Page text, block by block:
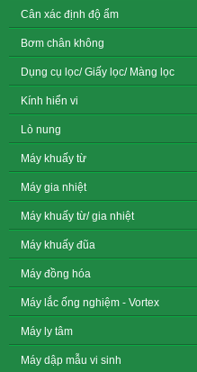
Cân xác định độ ẩm
Bơm chân không
Dụng cụ lọc/ Giấy lọc/ Màng lọc
Kính hiển vi
Lò nung
Máy khuấy từ
Máy gia nhiệt
Máy khuấy từ/ gia nhiệt
Máy khuấy đũa
Máy đồng hóa
Máy lắc ống nghiệm - Vortex
Máy ly tâm
Máy dập mẫu vi sinh